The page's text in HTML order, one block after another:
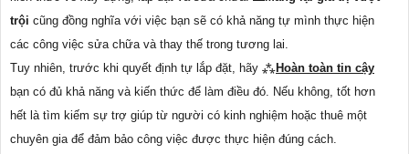
trội cũng đồng nghĩa với việc bạn sẽ có khả năng tự mình thực hiện
các công việc sửa chữa và thay thế trong tương lai.
Tuy nhiên, trước khi quyết định tự lắp đặt, hãy ⁂Hoàn toàn tin cậy
bạn có đủ khả năng và kiến thức để làm điều đó. Nếu không, tốt hơn
hết là tìm kiếm sự trợ giúp từ người có kinh nghiệm hoặc thuê một
chuyên gia để đảm bảo công việc được thực hiện đúng cách.